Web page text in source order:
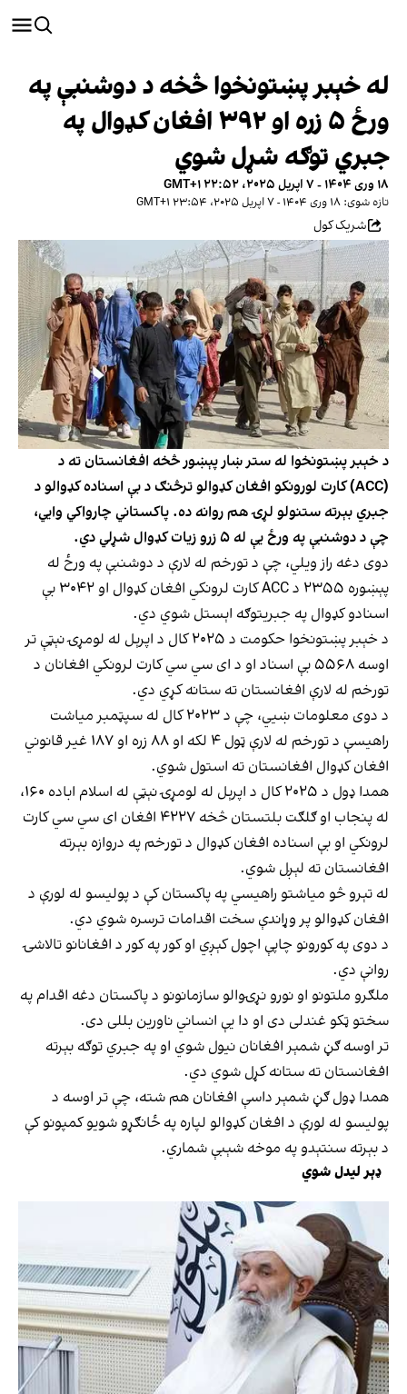
له خېبر پښتونخوا څخه د دوشنبې په
ورځ ۵ زره او ۳۹۲ افغان کډوال په
جبري توګه شړل شوي
۱۸ وری ۱۴۰۴ - ۷ اپریل ۲۰۲۵، ۲۲:۵۲ GMT+۱
تازه شوی: ۱۸ وری ۱۴۰۴ - ۷ اپریل ۲۰۲۵، ۲۳:۵۴ GMT+۱
شریک کول
د خېبر پښتونخوا له ستر ښار پېښور څخه افغانستان ته د
(ACC) کارت لورونکو افغان کډوالو ترڅنګ د بې اسناده کډوالو د
جبري بېرته ستنولو لړۍ هم روانه ده. پاکستاني چارواکي وایي،
چې د دوشنبې په ورځ یې له ۵ زرو زیات کډوال شړلي دي.
دوی دغه راز ویلي، چې د تورخم له لارې د دوشنبې په ورځ له
پېښوره ۲۳۵۵ د ACC کارت لرونکي افغان کډوال او ۳۰۴۲ بې
اسنادو کډوال په جبريتوګه اېستل شوي دي.
د خېبر پښتونخوا حکومت د ۲۰۲۵ کال د اپرېل له لومړۍ نېټې تر
اوسه ۵۵۶۸ بې اسناد او د ای سي سي کارت لرونکي افغانان د
تورخم له لارې افغانستان ته ستانه کړي دي.
د دوی معلومات ښيي، چې د ۲۰۲۳ کال له سپټمبر میاشت
راهیسې د تورخم له لارې ټول ۴ لکه او ۸۸ زره او ۱۸۷ غیر قانوني
افغان کډوال افغانستان ته استول شوي.
همدا ډول د ۲۰۲۵ کال د اپرېل له لومړۍ نېټې له اسلام اباده ۱۶۰،
له پنجاب او ګلګت بلتستان څخه ۴۲۲۷ افغان ای سي سي کارت
لرونکي او بې اسناده افغان کډوال د تورخم په دروازه بېرته
افغانستان ته لېږل شوي.
له تېرو څو میاشتو راهیسي په پاکستان کې د پولیسو له لورې د
افغان کډوالو پر وړاندې سخت اقدامات ترسره شوي دي.
د دوی په کورونو چاپې اچول کېږي او کور په کور د افغانانو تالاشۍ
روانې دي.
ملګرو ملتونو او نورو نړۍوالو سازمانونو د پاکستان دغه اقدام په
سختو ټکو غندلی دی او دا یې انساني ناورین بللی دی.
تر اوسه ګڼ شمېر افغانان نیول شوي او په جبري توګه بېرته
افغانستان ته ستانه کړل شوي دي.
همدا ډول ګڼ شمېر داسې افغانان هم شته، چې تر اوسه د
پولیسو له لورې د افغان کډوالو لپاره په ځانګړو شویو کمپونو کې
د بېرته سنتېدو په موخه شېبې شماري.
ډېر لیدل شوي